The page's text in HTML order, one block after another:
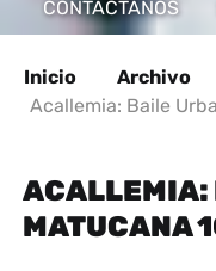
CONTÁCTANOS
Inicio Archivo
Acallemia: Baile
ACALLEMIA:
MATUCANA